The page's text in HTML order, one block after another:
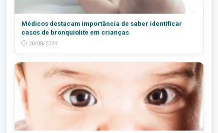
Médicos destacam importância de saber identificar
casos de bronquiolite em crianças
20/08/2024